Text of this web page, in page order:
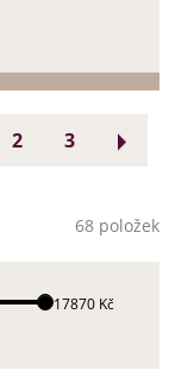
2 3
68 položek
117870 Kč